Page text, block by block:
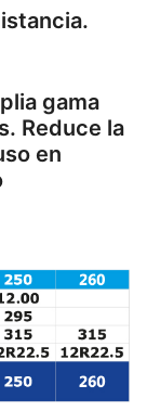
gama
Reduce la
en